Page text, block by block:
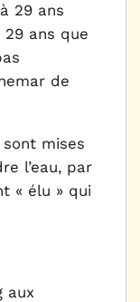
29 ans
29 ans que
de
mises
l’eau, par
« élu » qui
aux